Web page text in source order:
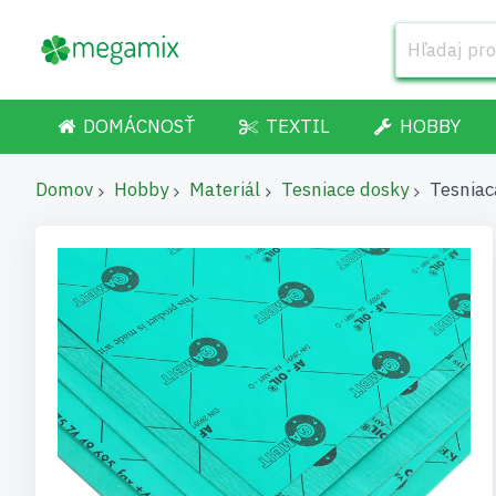
DOMÁCNOSŤ TEXTIL HOBBY
Domov Hobby Materiál Tesniace dosky
Preskočiť
na
koniec
galérie
obrázkov